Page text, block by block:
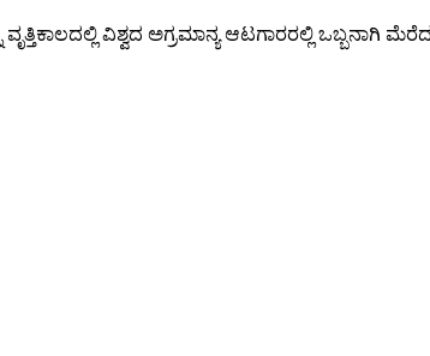
ವಿಶ್ವದ ಅಗ್ರಮಾನ್ಯ ಆಟಗಾರರಲ್ಲಿ ಒಬ್ಬನಾಗಿ